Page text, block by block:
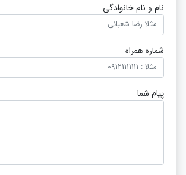
نام و نام خانوادگی
شماره همراه
پیام شما